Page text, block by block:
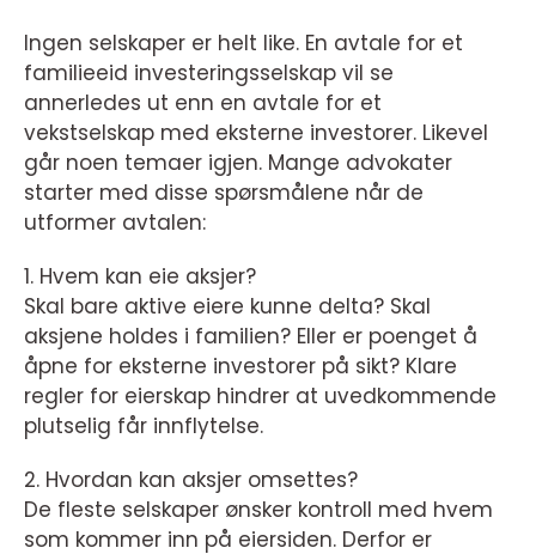
Ingen selskaper er helt like. En avtale for et
familieeid investeringsselskap vil se
annerledes ut enn en avtale for et
vekstselskap med eksterne investorer. Likevel
går noen temaer igjen. Mange advokater
starter med disse spørsmålene når de
utformer avtalen:
1. Hvem kan eie aksjer?
Skal bare aktive eiere kunne delta? Skal
aksjene holdes i familien? Eller er poenget å
åpne for eksterne investorer på sikt? Klare
regler for eierskap hindrer at uvedkommende
plutselig får innflytelse.
2. Hvordan kan aksjer omsettes?
De fleste selskaper ønsker kontroll med hvem
som kommer inn på eiersiden. Derfor er